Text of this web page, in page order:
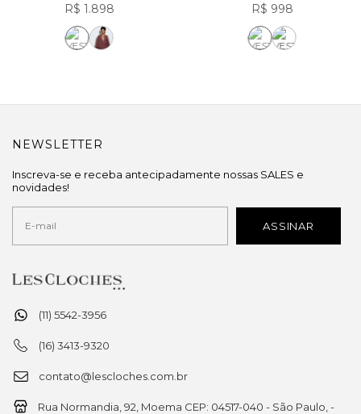
R$ 1.898 R$ 998
(11) 5542-3956
(16) 3413-9320
contato@lescloches.com.br
Rua Normandia, 92, Moema CEP: 04517-040 - São Paulo, -
NEWSLETTER
Inscreva-se e receba antecipadamente nossas SALES e
novidades!